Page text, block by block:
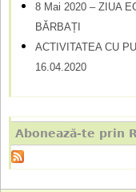
8 Mai 2020 – ZIUA
BĂRBAȚI
ACTIVITATEA CU
16.04.2020
Abonează-te prin